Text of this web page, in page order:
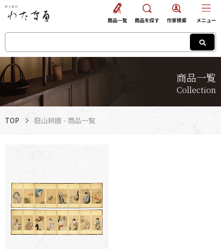
商品一覧
Collection
商品一覧 商品を探す 作家検索 メニュー
TOP 庭山耕園 - 商品一覧